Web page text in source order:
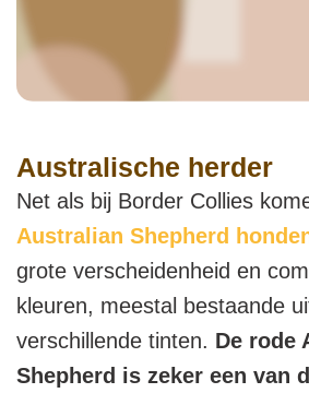
Australische herder
Net als bij Border Collies
Australian Shepherd
grote verscheidenheid en
kleuren, meestal bestaande
verschillende tinten. De rode
Shepherd is zeker een van